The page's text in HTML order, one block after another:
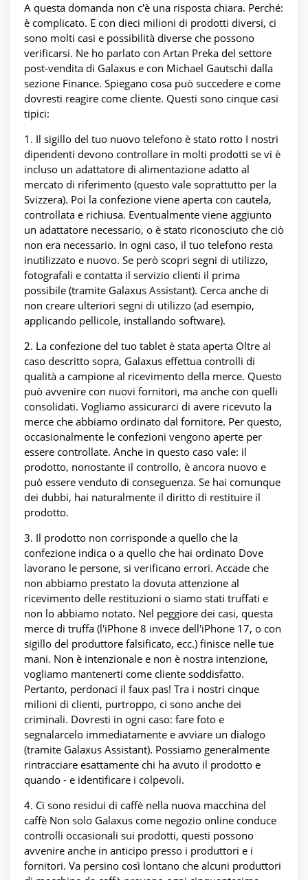
A questa domanda non c'è una risposta chiara. Perché:
è complicato. E con dieci milioni di prodotti diversi, ci
sono molti casi e possibilità diverse che possono
verificarsi. Ne ho parlato con Artan Preka del settore
post-vendita di Galaxus e con Michael Gautschi dalla
sezione Finance. Spiegano cosa può succedere e come
dovresti reagire come cliente. Questi sono cinque casi
tipici:
1. Il sigillo del tuo nuovo telefono è stato rotto I nostri
dipendenti devono controllare in molti prodotti se vi è
incluso un adattatore di alimentazione adatto al
mercato di riferimento (questo vale soprattutto per la
Svizzera). Poi la confezione viene aperta con cautela,
controllata e richiusa. Eventualmente viene aggiunto
un adattatore necessario, o è stato riconosciuto che ciò
non era necessario. In ogni caso, il tuo telefono resta
inutilizzato e nuovo. Se però scopri segni di utilizzo,
fotografali e contatta il servizio clienti il prima
possibile (tramite Galaxus Assistant). Cerca anche di
non creare ulteriori segni di utilizzo (ad esempio,
applicando pellicole, installando software).
2. La confezione del tuo tablet è stata aperta Oltre al
caso descritto sopra, Galaxus effettua controlli di
qualità a campione al ricevimento della merce. Questo
può avvenire con nuovi fornitori, ma anche con quelli
consolidati. Vogliamo assicurarci di avere ricevuto la
merce che abbiamo ordinato dal fornitore. Per questo,
occasionalmente le confezioni vengono aperte per
essere controllate. Anche in questo caso vale: il
prodotto, nonostante il controllo, è ancora nuovo e
può essere venduto di conseguenza. Se hai comunque
dei dubbi, hai naturalmente il diritto di restituire il
prodotto.
3. Il prodotto non corrisponde a quello che la
confezione indica o a quello che hai ordinato Dove
lavorano le persone, si verificano errori. Accade che
non abbiamo prestato la dovuta attenzione al
ricevimento delle restituzioni o siamo stati truffati e
non lo abbiamo notato. Nel peggiore dei casi, questa
merce di truffa (l'iPhone 8 invece dell'iPhone 17, o con
sigillo del produttore falsificato, ecc.) finisce nelle tue
mani. Non è intenzionale e non è nostra intenzione,
vogliamo mantenerti come cliente soddisfatto.
Pertanto, perdonaci il faux pas! Tra i nostri cinque
milioni di clienti, purtroppo, ci sono anche dei
criminali. Dovresti in ogni caso: fare foto e
segnalarcelo immediatamente e avviare un dialogo
(tramite Galaxus Assistant). Possiamo generalmente
rintracciare esattamente chi ha avuto il prodotto e
quando - e identificare i colpevoli.
4. Ci sono residui di caffè nella nuova macchina del
caffè Non solo Galaxus come negozio online conduce
controlli occasionali sui prodotti, questi possono
avvenire anche in anticipo presso i produttori e i
fornitori. Va persino così lontano che alcuni produttori